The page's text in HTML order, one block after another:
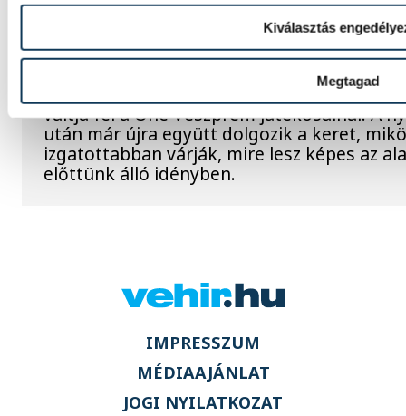
Kiválasztás
Megtagad
Tengerpart helyett
Veszprém sztárjai
A tengerparti pihenést lassan ismét az
váltja fel a One Veszprém játékosainál. A
után már újra együtt dolgozik a keret,
izgatottabban várják, mire lesz képes az
előttünk álló idényben.
IMPRESSZUM
MÉDIAAJÁNLAT
JOGI NYILATKOZAT